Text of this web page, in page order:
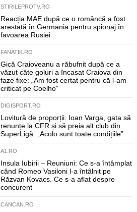
STIRILEPROTV.RO
Reacția MAE după ce o româncă a fost
arestată în Germania pentru spionaj în
favoarea Rusiei
FANATIK.RO
Gică Craioveanu a răbufnit după ce a
văzut câte goluri a încasat Craiova din
faze fixe: „Am fost certat pentru că l-am
criticat pe Coelho”
DIGISPORT.RO
Lovitură de proporții: Ioan Varga, gata să
renunțe la CFR și să preia alt club din
SuperLigă: „Acolo sunt toate condițiile”
A1.RO
Insula Iubirii – Reuniuni: Ce s-a întâmplat
când Romeo Vasiloni l-a întâlnit pe
Răzvan Kovacs. Ce s-a aflat despre
concurent
CANCAN.RO